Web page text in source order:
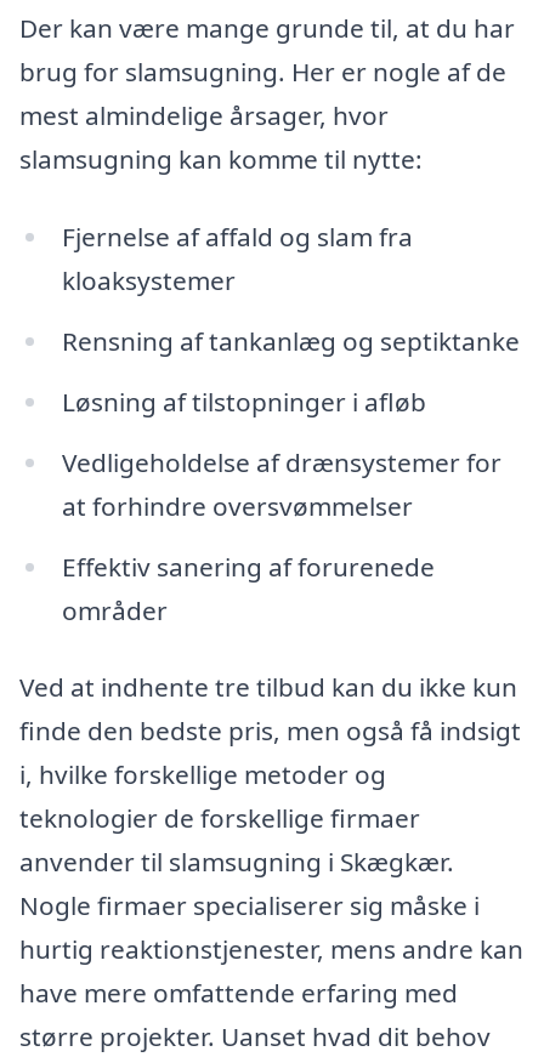
Der kan være mange grunde til, at du har
brug for slamsugning. Her er nogle af de
mest almindelige årsager, hvor
slamsugning kan komme til nytte:
Fjernelse af affald og slam fra
kloaksystemer
Rensning af tankanlæg og septiktanke
Løsning af tilstopninger i afløb
Vedligeholdelse af drænsystemer for
at forhindre oversvømmelser
Effektiv sanering af forurenede
områder
Ved at indhente tre tilbud kan du ikke kun
finde den bedste pris, men også få indsigt
i, hvilke forskellige metoder og
teknologier de forskellige firmaer
anvender til slamsugning i Skægkær.
Nogle firmaer specialiserer sig måske i
hurtig reaktionstjenester, mens andre kan
have mere omfattende erfaring med
større projekter. Uanset hvad dit behov